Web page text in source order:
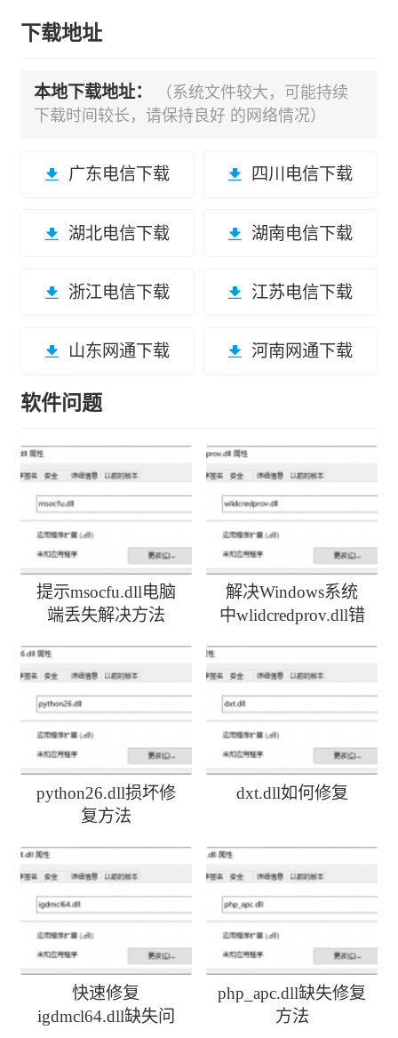
下载地址
本地下载地址：
（系统文件较大，可能持续
下载时间较长，请保持良好 的网络情况）
广东电信下载 四川电信下载
湖北电信下载 湖南电信下载
浙江电信下载 江苏电信下载
山东网通下载 河南网通下载
软件问题
提示msocfu.dll电脑
端丢失解决方法
解决Windows系统
中wlidcredprov.dll错
python26.dll损坏修
复方法
dxt.dll如何修复
快速修复
igdmcl64.dll缺失问
php_apc.dll缺失修复
方法